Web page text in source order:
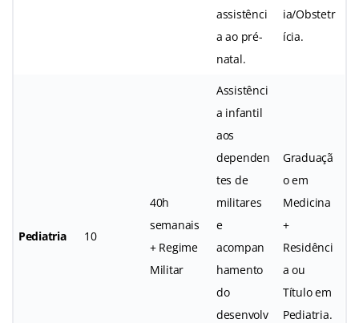
assistênci
a ao pré-
natal.
ia/Obstetr
ícia.
Pediatria 10
40h
semanais
+ Regime
Militar
Assistênci
a infantil
aos
dependen
tes de
militares
e
acompan
hamento
do
desenvolv
Graduaçã
o em
Medicina
+
Residênci
a ou
Título em
Pediatria.